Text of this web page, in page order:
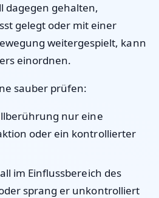
dagegen gehalten,
gelegt oder mit einer
weitergespielt, kann
einordnen.
sauber prüfen:
nur eine
oder ein kontrollierter
im Einflussbereich des
sprang er unkontrolliert